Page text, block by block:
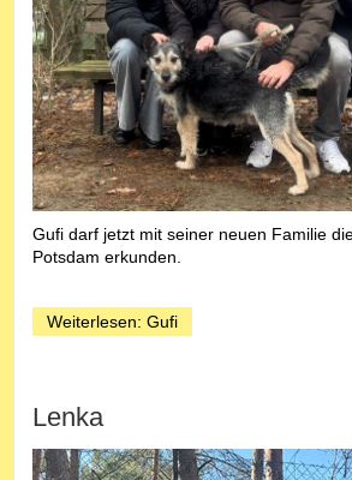
Gufi darf jetzt mit seiner neuen Familie
Potsdam erkunden.
Weiterlesen: Gufi
Lenka